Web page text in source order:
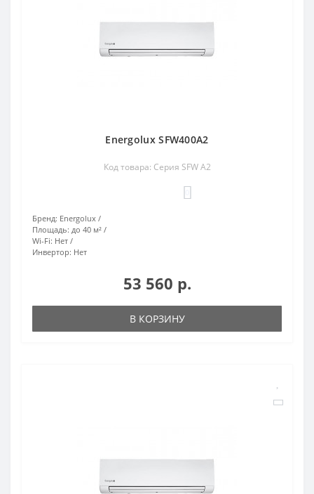
Energolux SFW400A2
Код товара: Cерия SFW А2
Бренд: Energolux
Площадь: до 40 м²
Wi-Fi: Нет
Инвертор: Нет
53 560 р.
В КОРЗИНУ